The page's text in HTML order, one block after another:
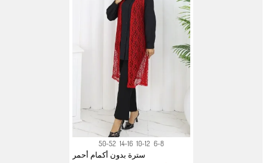
6-8
10-12
14-16
50-52
سترة بدون أكمام أحمر